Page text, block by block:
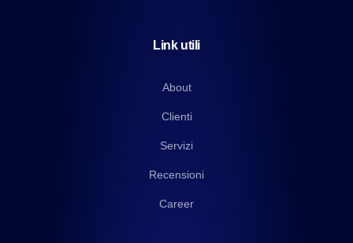
Link utili
About
Clienti
Servizi
Recensioni
Career